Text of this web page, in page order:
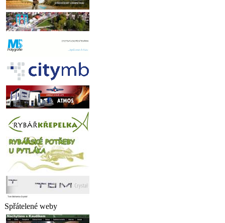
Spřátelené weby